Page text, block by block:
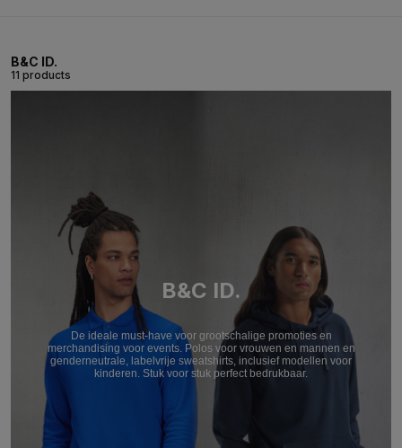
B&C ID.
11 products
B&C ID.
De ideale must-have voor grootschalige promoties en
merchandising voor events. Polos voor vrouwen en mannen en
genderneutrale, labelvrije sweatshirts, inclusief modellen voor
kinderen. Stuk voor stuk perfect bedrukbaar.